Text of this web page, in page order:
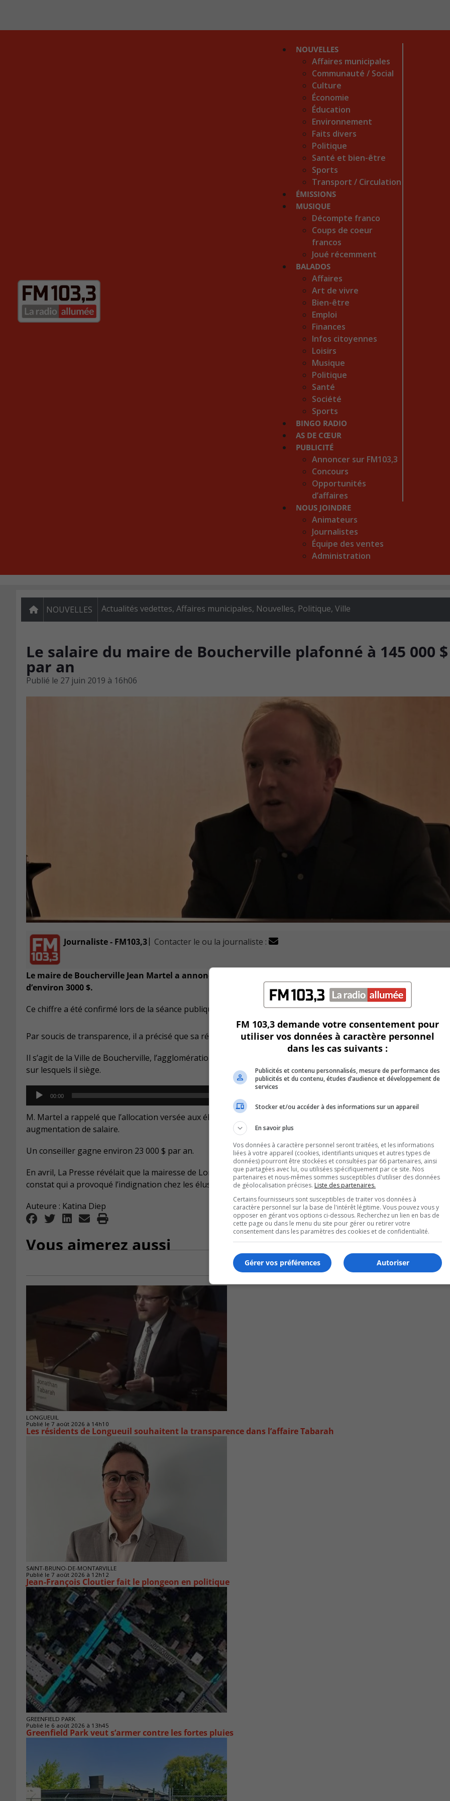
NOUVELLES
Affaires municipales
Communauté / Social
Culture
Économie
Éducation
Environnement
Faits divers
Politique
Santé et bien-être
Sports
Transport / Circulation
ÉMISSIONS
MUSIQUE
Décompte franco
Coups de coeur
francos
Joué récemment
BALADOS
Affaires
Art de vivre
Bien-être
Emploi
Finances
Infos citoyennes
Loisirs
Musique
Politique
Santé
Société
Sports
BINGO RADIO
AS DE CŒUR
PUBLICITÉ
Annoncer sur FM103,3
Concours
Opportunités
d’affaires
NOUS JOINDRE
Animateurs
Journalistes
Équipe des ventes
Administration
NOUVELLES Actualités vedettes, Affaires municipales, Nouvelles, Politique, Ville
Le salaire du maire de Boucherville plafonné à 145 000 $
par an
Publié le 27 juin 2019 à 16h06
Journaliste - FM103,3| Contacter le ou la journaliste :
Le maire de Boucherville Jean Martel a annoncé que son salaire annuel plafonnerait à 145 000 $, une
d’environ 3000 $.
Ce chiffre a été confirmé lors de la séance publique, lundi.
Par soucis de transparence, il a précisé que sa rémunération provient de trois sources.
Il s’agit de la Ville de Boucherville, l’agglomération de Longueuil et la Communauté Métropolitaine de Montréal
sur lesquels il siège.
Audio
Player
00:00
M. Martel a rappelé que l’allocation versée aux élus est désormais imposable au niveau fédéral, ce qui justifie une
augmentation de salaire.
Un conseiller gagne environ 23 000 $ par an.
En avril, La Presse révélait que la mairesse de Longueuil Sylvie Parent gagnait plus que la mairesse de Montréal,
constat qui a provoqué l’indignation chez les élus et les citoyens.
Auteure : Katina Diep
Vous aimerez aussi
LONGUEUIL
Publié le 7 août 2026 à 14h10
Les résidents de Longueuil souhaitent la transparence dans l’affaire Tabarah
SAINT-BRUNO-DE-MONTARVILLE
Publié le 7 août 2026 à 12h12
Jean-François Cloutier fait le plongeon en politique
GREENFIELD PARK
Publié le 6 août 2026 à 13h45
Greenfield Park veut s’armer contre les fortes pluies
FM 103,3 demande votre consentement pour
utiliser vos données à caractère personnel
dans les cas suivants :
Publicités et contenu personnalisés, mesure de performance des
publicités et du contenu, études d’audience et développement de
services
Stocker et/ou accéder à des informations sur un appareil
En savoir plus
Vos données à caractère personnel seront traitées, et les informations
liées à votre appareil (cookies, identifiants uniques et autres types de
données) pourront être stockées et consultées par 66 partenaires, ainsi
que partagées avec lui, ou utilisées spécifiquement par ce site. Nos
partenaires et nous-mêmes sommes susceptibles d'utiliser des données
de géolocalisation précises. Liste des partenaires.
Certains fournisseurs sont susceptibles de traiter vos données à
caractère personnel sur la base de l'intérêt légitime. Vous pouvez vous y
opposer en gérant vos options ci-dessous. Recherchez un lien en bas de
cette page ou dans le menu du site pour gérer ou retirer votre
consentement dans les paramètres des cookies et de confidentialité.
Autoriser
Gérer vos préférences